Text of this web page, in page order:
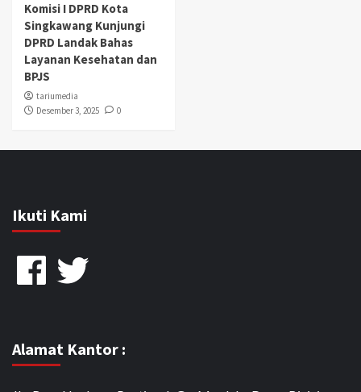
Komisi I DPRD Kota
Singkawang Kunjungi
DPRD Landak Bahas
Layanan Kesehatan dan
BPJS
tariumedia
Desember 3, 2025
0
Ikuti Kami
FacebookTwitter
Alamat Kantor :